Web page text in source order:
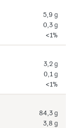
5,9 g
0,3 g
<1%
3,2 g
0,1 g
<1%
84,3 g
3,8 g